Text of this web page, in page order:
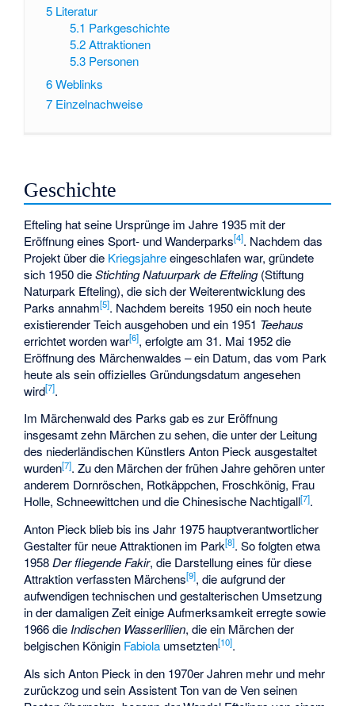
5 Literatur
5.1 Parkgeschichte
5.2 Attraktionen
5.3 Personen
6Weblinks
7 Einzelnachweise
Geschichte
Efteling hat seine Ursprünge im Jahre 1935 mit der
Eröffnung eines Sport- und Wanderparks[4]. Nachdem das
Projekt über die Kriegsjahreeingeschlafen war, gründete
sich 1950 dieStichting Natuurpark de Efteling(Stiftung
Naturpark Efteling), die sich der Weiterentwicklung des
Parks annahm[5]. Nachdem bereits 1950 ein noch heute
existierender Teich ausgehoben und ein 1951 Teehaus
errichtet worden war[6], erfolgte am 31. Mai 1952 die
Eröffnung des Märchenwaldes – ein Datum, das vom Park
heute als sein offizielles Gründungsdatum angesehen
wird[7].
Im Märchenwald des Parks gab es zur Eröffnung
insgesamt zehn Märchen zu sehen, die unter der Leitung
des niederländischen KünstlersAnton Pieckausgestaltet
wurden[7]. Zu den Märchen der frühen Jahre gehören unter
anderem Dornröschen, Rotkäppchen, Froschkönig, Frau
Holle, Schneewittchen und die Chinesische Nachtigall[7].
Anton Pieck blieb bis ins Jahr 1975 hauptverantwortlicher
Gestalter für neue Attraktionen im Park[8]. So folgten etwa
1958Der fliegende Fakir, die Darstellung eines für diese
Attraktion verfassten Märchens[9], die aufgrund der
aufwendigen technischen und gestalterischen Umsetzung
in der damaligen Zeit einige Aufmerksamkeit erregte sowie
1966 die Indischen Wasserlilien, die ein Märchen der
belgischen Königin Fabiola umsetzten[10].
Als sich Anton Pieck in den 1970er Jahren mehr und mehr
zurückzog und sein Assistent Ton van de Ven seinen